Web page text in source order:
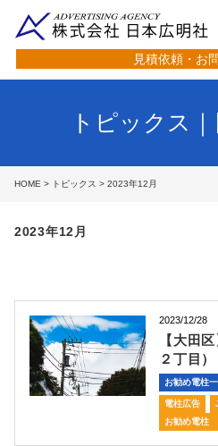
見積依頼・お
トピックス
HOME > トピックス > 2023年12月
2023年12月
2023/12/28
【大田
２丁目）
お勧め電柱
電柱広告
お勧め電柱